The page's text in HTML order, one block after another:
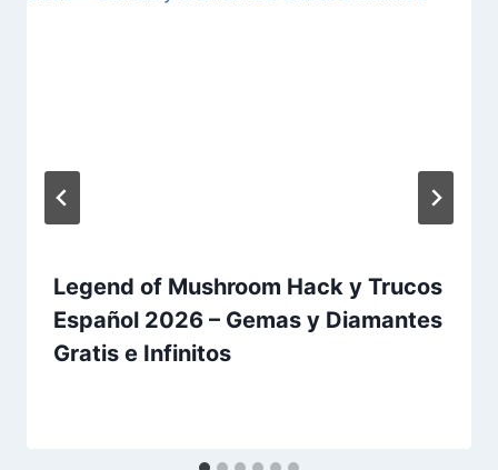
Legend of Mushroom Hack y Trucos
Español 2026 – Gemas y Diamantes
Gratis e Infinitos